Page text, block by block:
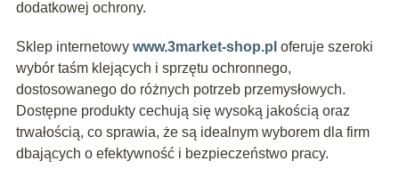
dodatkowej ochrony.
Sklep internetowy www.3market-shop.pl oferuje szeroki
wybór taśm klejących i sprzętu ochronnego,
dostosowanego do różnych potrzeb przemysłowych.
Dostępne produkty cechują się wysoką jakością oraz
trwałością, co sprawia, że są idealnym wyborem dla firm
dbających o efektywność i bezpieczeństwo pracy.